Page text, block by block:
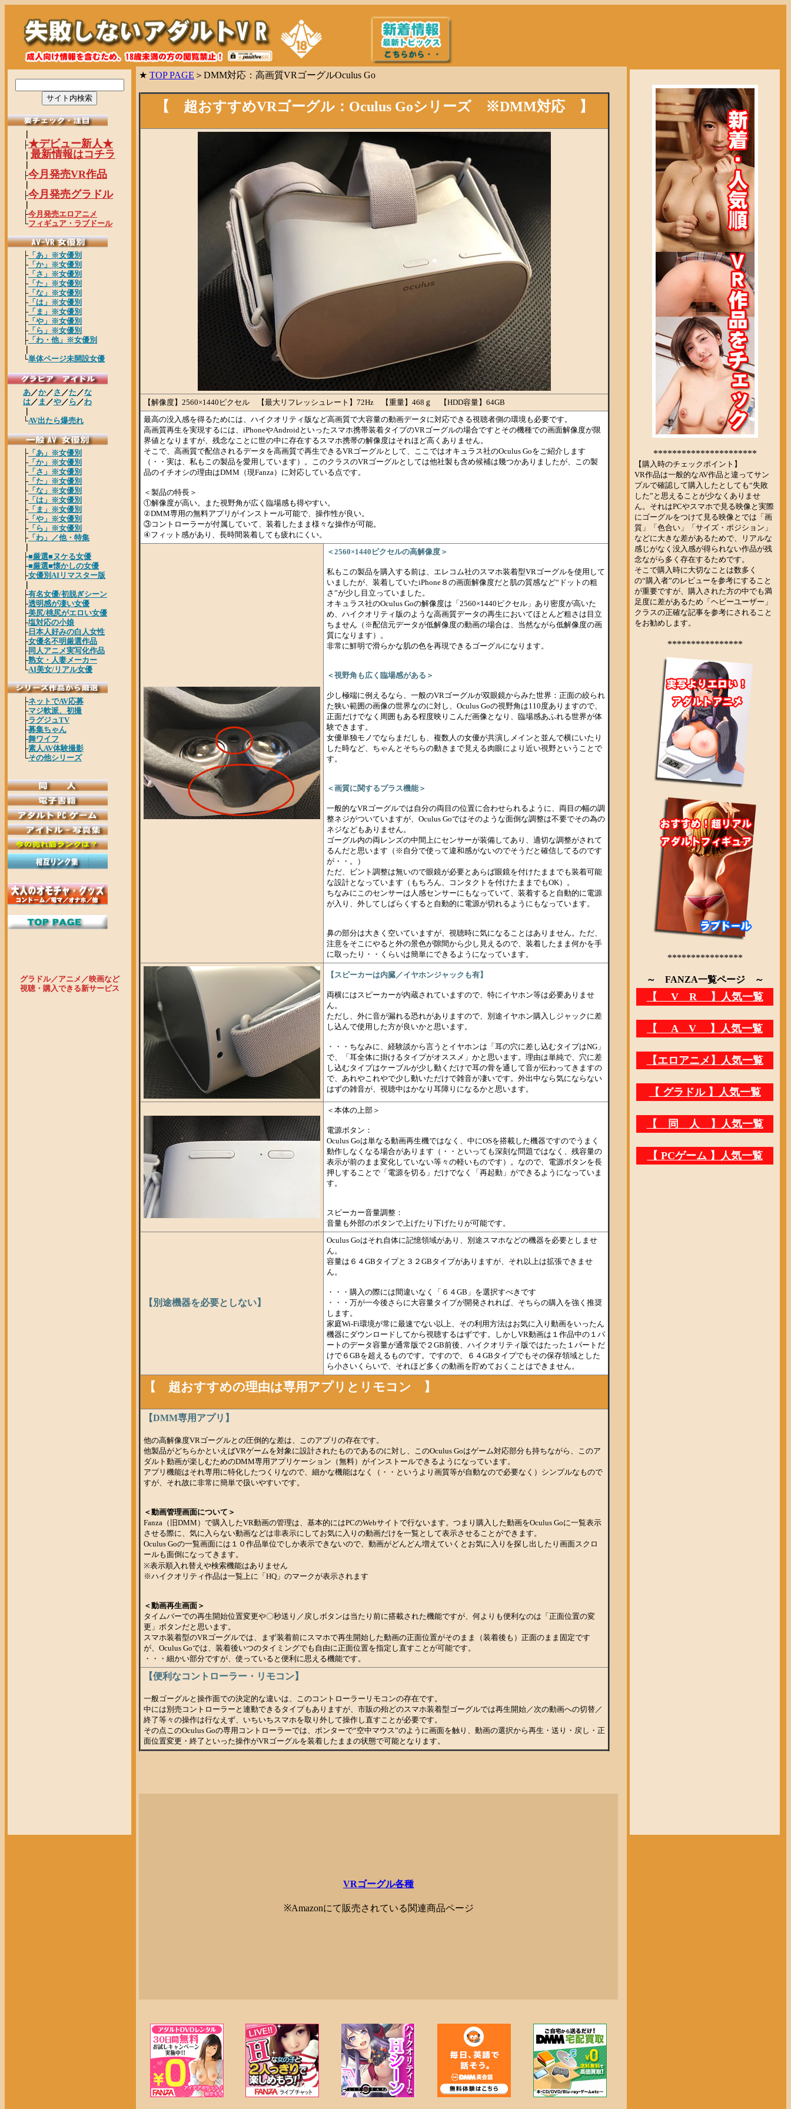
★ TOP PAGE ＞DMM対応：高画質VRゴーグルOculus Go
【 超おすすめVRゴーグル：Oculus Goシリーズ ※DMM対応 】
【解像度】2560×1440ピクセル 【最大リフレッシュレート】72Hz 【重量】468ｇ 【HDD容量】64GB
最高の没入感を得るためには、ハイクオリティ版など高画質で大容量の動画データに対応できる視聴者側の環境も必要です。
高画質再生を実現するには、iPhoneやAndroidといったスマホ携帯装着タイプのVRゴーグルの場合ですとその機種での画面解像度が限
界値となりますが、残念なことに世の中に存在するスマホ携帯の解像度はそれほど高くありません。
そこで、高画質で配信されるデータを高画質で再生できるVRゴーグルとして、ここではオキュラス社のOculus Goをご紹介します
（・・実は、私もこの製品を愛用しています）。このクラスのVRゴーグルとしては他社製も含め候補は幾つかありましたが、この製
品のイチオシの理由はDMM（現Fanza）に対応している点です。
＜製品の特長＞
①解像度が高い。また視野角が広く臨場感も得やすい。
②DMM専用の無料アプリがインストール可能で、操作性が良い。
③コントローラーが付属していて、装着したまま様々な操作が可能。
④フィット感があり、長時間装着しても疲れにくい。
＜2560×1440ピクセルの高解像度＞
私もこの製品を購入する前は、エレコム社のスマホ装着型VRゴーグルを使用して
いましたが、装着していたiPhone８の画面解像度だと肌の質感など“ドットの粗
さ”が少し目立っていました。
オキュラス社のOculus Goの解像度は「2560×1440ピクセル」あり密度が高いた
め、ハイクオリティ版のような高画質データの再生においてほとんど粗さは目立
ちません（※配信元データが低解像度の動画の場合は、当然ながら低解像度の画
質になります）。
非常に鮮明で滑らかな肌の色を再現できるゴーグルになります。
＜視野角も広く臨場感がある＞
少し極端に例えるなら、一般のVRゴーグルが双眼鏡からみた世界：正面の絞られ
た狭い範囲の画像の世界なのに対し、Oculus Goの視野角は110度ありますので、
正面だけでなく周囲もある程度映りこんだ画像となり、臨場感あふれる世界が体
験できます。
女優単独モノでならまだしも、複数人の女優が共演しメインと並んで横にいたり
した時など、ちゃんとそちらの動きまで見える肉眼により近い視野ということで
す。
＜画質に関するプラス機能＞
一般的なVRゴーグルでは自分の両目の位置に合わせられるように、両目の幅の調
整ネジがついていますが、Oculus Goではそのような面倒な調整は不要でその為の
ネジなどもありません。
ゴーグル内の両レンズの中間上にセンサーが装備してあり、適切な調整がされて
るんだと思います（※自分で使って違和感がないのでそうだと確信してるのです
が・・。）
ただ、ビント調整は無いので眼鏡が必要とあらば眼鏡を付けたままでも装着可能
な設計となっています（もちろん、コンタクトを付けたままでもOK）。
ちなみにこのセンサーは人感センサーにもなっていて、装着すると自動的に電源
が入り、外してしばらくすると自動的に電源が切れるようにもなっています。
鼻の部分は大きく空いていますが、視聴時に気になることはありません。ただ、
注意をそこにやると外の景色が隙間から少し見えるので、装着したまま何かを手
に取ったり・・くらいは簡単にできるようになっています。
【スピーカーは内臓／イヤホンジャックも有】
両横にはスピーカーが内蔵されていますので、特にイヤホン等は必要ありませ
ん。
ただし、外に音が漏れる恐れがありますので、別途イヤホン購入しジャックに差
し込んで使用した方が良いかと思います。
・・・ちなみに、経験談から言うとイヤホンは「耳の穴に差し込むタイプはNG」
で、「耳全体に掛けるタイプがオススメ」かと思います。理由は単純で、穴に差
し込むタイプはケーブルが少し動くだけで耳の骨を通して音が伝わってきますの
で、あれやこれやで少し動いただけで雑音が凄いです。外出中なら気にならない
はずの雑音が、視聴中はかなり耳障りになるかと思います。
＜本体の上部＞
電源ボタン：
Oculus Goは単なる動画再生機ではなく、中にOSを搭載した機器ですのでうまく
動作しなくなる場合があります（・・といっても深刻な問題ではなく、残容量の
表示が前のまま変化していない等々の軽いものです）。なので、電源ボタンを長
押しすることで「電源を切る」だけでなく「再起動」ができるようになっていま
す。
スピーカー音量調整：
音量も外部のボタンで上げたり下げたりが可能です。
【別途機器を必要としない】
Oculus Goはそれ自体に記憶領域があり、別途スマホなどの機器を必要としませ
ん。
容量は６４GBタイプと３２GBタイプがありますが、それ以上は拡張できませ
ん。
・・・購入の際には間違いなく「６４GB」を選択すべきです
・・・万が一今後さらに大容量タイプが開発されれば、そちらの購入を強く推奨
します。
家庭Wi-Fi環境が常に最速でない以上、その利用方法はお気に入り動画をいったん
機器にダウンロードしてから視聴するはずです。しかしVR動画は１作品中の１パ
ートのデータ容量が通常版で２GB前後、ハイクオリティ版ではたった１パートだ
けで６GBを超えるものです。ですので、６４GBタイプでもその保存領域とした
ら小さいくらいで、それほど多くの動画を貯めておくことはできません。
【 超おすすめの理由は専用アプリとリモコン 】
【DMM専用アプリ】
他の高解像度VRゴーグルとの圧倒的な差は、このアプリの存在です。
他製品がどちらかといえばVRゲームを対象に設計されたものであるのに対し、このOculus Goはゲーム対応部分も持ちながら、このア
ダルト動画が楽しむためのDMM専用アプリケーション（無料）がインストールできるようになっています。
アプリ機能はそれ専用に特化したつくりなので、細かな機能はなく（・・というより画質等が自動なので必要なく）シンプルなもので
すが、それ故に非常に簡単で扱いやすいです。
＜動画管理画面について＞
Fanza（旧DMM）で購入したVR動画の管理は、基本的にはPCのWebサイトで行ないます。つまり購入した動画をOculus Goに一覧表示
させる際に、気に入らない動画などは非表示にしてお気に入りの動画だけを一覧として表示させることができます。
Oculus Goの一覧画面には１０作品単位でしか表示できないので、動画がどんどん増えていくとお気に入りを探し出したり画面スクロ
ールも面倒になってきます。
※表示順入れ替えや検索機能はありません
※ハイクオリティ作品は一覧上に「HQ」のマークが表示されます
＜動画再生画面＞
タイムバーでの再生開始位置変更や〇秒送り／戻しボタンは当たり前に搭載された機能ですが、何よりも便利なのは「正面位置の変
更」ボタンだと思います。
スマホ装着型のVRゴーグルでは、まず装着前にスマホで再生開始した動画の正面位置がそのまま（装着後も）正面のまま固定です
が、Oculus Goでは、装着後いつのタイミングでも自由に正面位置を指定し直すことが可能です。
・・・細かい部分ですが、使っていると便利に思える機能です。
【便利なコントローラー・リモコン】
一般ゴーグルと操作面での決定的な違いは、このコントローラーリモコンの存在です。
中には別売コントローラーと連動できるタイプもありますが、市販の殆どのスマホ装着型ゴーグルでは再生開始／次の動画への切替／
終了等々の操作は行なえず、いちいちスマホを取り外して操作し直すことが必要です。
その点このOculus Goの専用コントローラーでは、ポンターで“空中マウス”のように画面を触り、動画の選択から再生・送り・戻し・正
面位置変更・終了といった操作がVRゴーグルを装着したままの状態で可能となります。
VRゴーグル各種
※Amazonにて販売されている関連商品ページ